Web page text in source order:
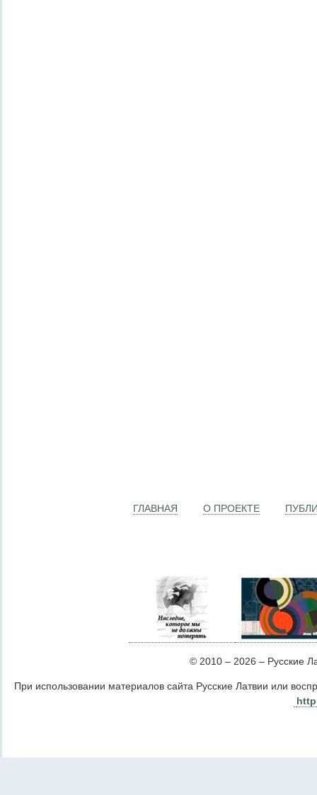
ГЛАВНАЯ О ПРОЕКТЕ
© 2010 – 2026 – Русские
При использовании материалов сайта Русские Латвии или